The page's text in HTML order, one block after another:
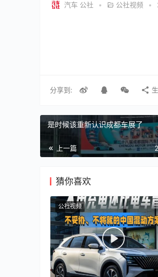
汽车 公社 • 公社视频 •
分享到:
是时候该重新认识成都车展了
上一篇
猜你喜欢
公社视频